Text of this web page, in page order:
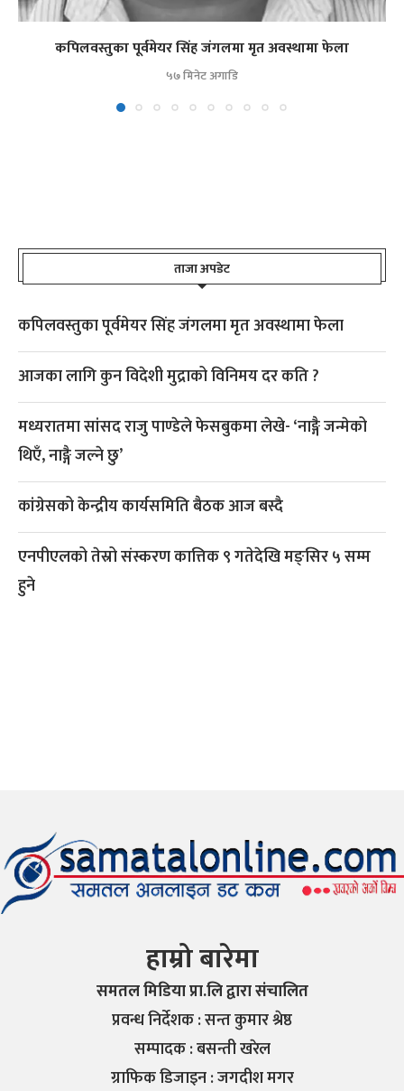
कपिलवस्तुका पूर्वमेयर सिंह जंगलमा मृत अवस्थामा फेला
५७ मिनेट अगाडि
ताजा अपडेट
कपिलवस्तुका पूर्वमेयर सिंह जंगलमा मृत अवस्थामा फेला
आजका लागि कुन विदेशी मुद्राको विनिमय दर कति ?
मध्यरातमा सांसद राजु पाण्डेले फेसबुकमा लेखे- ‘नाङ्गै जन्मेको
थिएँ, नाङ्गै जल्ने छु’
कांग्रेसको केन्द्रीय कार्यसमिति बैठक आज बस्दै
एनपीएलको तेस्रो संस्करण कात्तिक ९ गतेदेखि मङ्सिर ५ सम्म
हुने
हाम्रो बारेमा
समतल मिडिया प्रा.लि द्वारा संचालित
प्रवन्ध निर्देशक : सन्त कुमार श्रेष्ठ
सम्पादक : बसन्ती खरेल
ग्राफिक डिजाइन : जगदीश मगर